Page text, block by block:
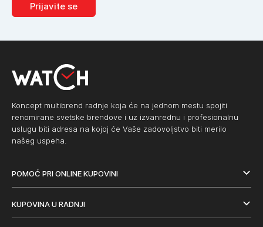
Prijavite se
Koncept multibrend radnje koja će na jednom mestu spojiti
renomirane svetske brendove i uz izvanrednu i profesionalnu
uslugu biti adresa na kojoj će Vaše zadovoljstvo biti merilo
našeg uspeha.
POMOĆ PRI ONLINE KUPOVINI
KUPOVINA U RADNJI